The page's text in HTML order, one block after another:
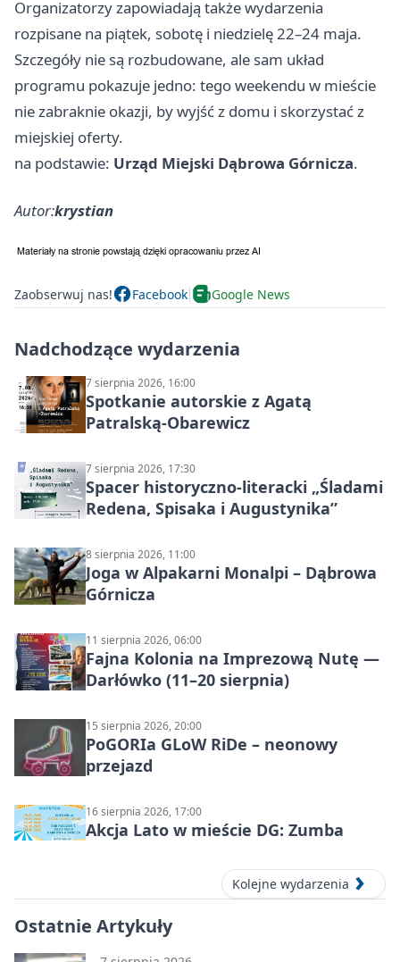
Organizatorzy zapowiadają także wydarzenia
rozpisane na piątek, sobotę i niedzielę 22–24 maja.
Szczegóły nie są rozbudowane, ale sam układ
programu pokazuje jedno: tego weekendu w mieście
nie zabraknie okazji, by wyjść z domu i skorzystać z
miejskiej oferty.
na podstawie: Urząd Miejski Dąbrowa Górnicza.
Autor:krystian
Zaobserwuj nas! Facebook Google News
Nadchodzące wydarzenia
7 sierpnia 2026, 16:00
Spotkanie autorskie z Agatą
Patralską-Obarewicz
7 sierpnia 2026, 17:30
Spacer historyczno-literacki „Śladami
Redena, Spisaka i Augustynika”
8 sierpnia 2026, 11:00
Joga w Alpakarni Monalpi – Dąbrowa
Górnicza
11 sierpnia 2026, 06:00
Fajna Kolonia na Imprezową Nutę —
Darłówko (11–20 sierpnia)
15 sierpnia 2026, 20:00
PoGORIa GLoW RiDe – neonowy
przejazd
16 sierpnia 2026, 17:00
Akcja Lato w mieście DG: Zumba
Kolejne wydarzenia
Ostatnie Artykuły